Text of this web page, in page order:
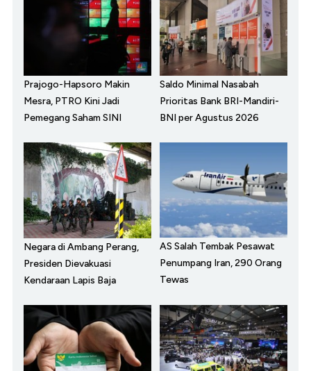
Prajogo-Hapsoro Makin
Mesra, PTRO Kini Jadi
Pemegang Saham SINI
Saldo Minimal Nasabah
Prioritas Bank BRI-Mandiri-
BNI per Agustus 2026
Negara di Ambang Perang,
Presiden Dievakuasi
Kendaraan Lapis Baja
AS Salah Tembak Pesawat
Penumpang Iran, 290 Orang
Tewas